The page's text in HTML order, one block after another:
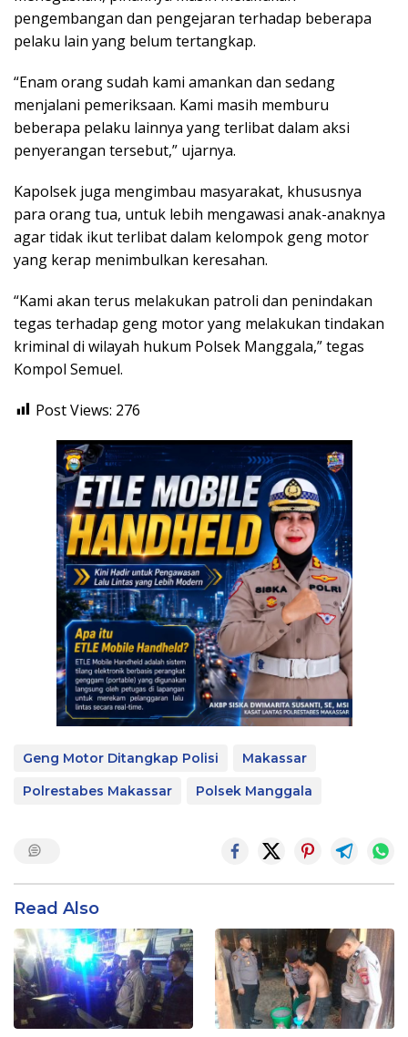
pengembangan dan pengejaran terhadap beberapa
pelaku lain yang belum tertangkap.
“Enam orang sudah kami amankan dan sedang
menjalani pemeriksaan. Kami masih memburu
beberapa pelaku lainnya yang terlibat dalam aksi
penyerangan tersebut,” ujarnya.
Kapolsek juga mengimbau masyarakat, khususnya
para orang tua, untuk lebih mengawasi anak-anaknya
agar tidak ikut terlibat dalam kelompok geng motor
yang kerap menimbulkan keresahan.
“Kami akan terus melakukan patroli dan penindakan
tegas terhadap geng motor yang melakukan tindakan
kriminal di wilayah hukum Polsek Manggala,” tegas
Kompol Semuel.
Post Views: 276
Geng Motor Ditangkap Polisi
Makassar
Polrestabes Makassar
Polsek Manggala
Read Also